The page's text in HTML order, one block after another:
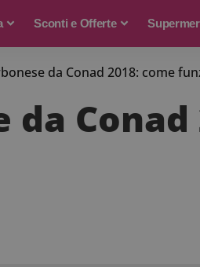
Sconti e Offerte
da Conad 2018: come
Conad